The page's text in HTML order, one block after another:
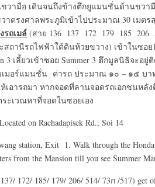
วามือ เดินจนถึงข้างตึกยูแมนชั่นด้านขวา
าตรงศาลพระภูมิเข้าไปประมาณ 30 เม
รถเมล์ (สาย 136 137 172 179 185 206
ถานีรถไฟฟ้าใต้ดินห้วยขวาง) เข้าในซอ
3 เลี้ยวเข้าซอย Summer 3 ตึกมูลนิธิจ
มอร์แมนชั่น ค่ารถ ประมาณ ๑๐ – ๑๕ บา
อารถมา หากจอดที่ลานจอดรถเอกชนหลัง
ะเวณหาที่จอดในซอยเอง
on Rachadapisek Rd., Soi 14
station, Exit 1. Walk through the Honda
from the Mansion till you see Summer
172/ 185/ 179/ 206/ 514/ 73ก /517) get